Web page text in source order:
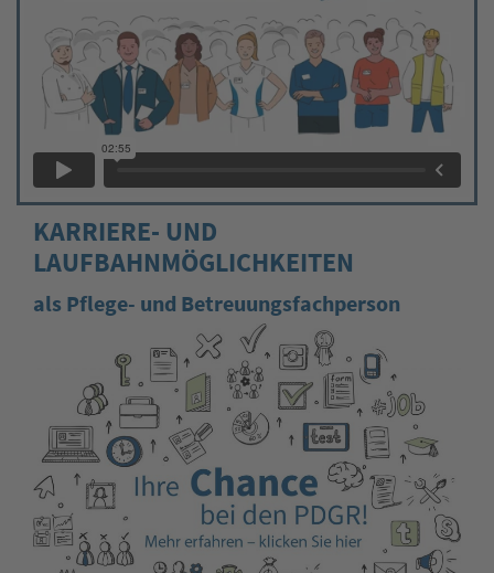
KARRIERE- UND
LAUFBAHNMÖGLICHKEITEN
als Pflege- und Betreuungsfachperson